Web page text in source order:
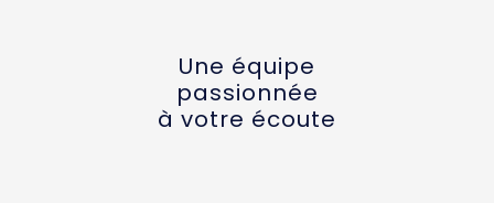
Une équipe
passionnée
à votre écoute